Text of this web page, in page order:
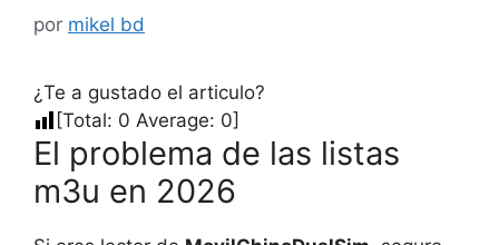
por mikel bd
¿Te a gustado el articulo?
[Total: 0 Average: 0]
El problema de las listas
m3u en 2026